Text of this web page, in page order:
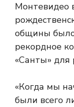
Монтевидео
общины было
рекордное
«Санты» для
«Когда мы
были всего